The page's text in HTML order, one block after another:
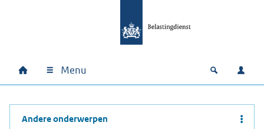
Hoofdnavigatie
Home Menu Open
Andere onderwerpen